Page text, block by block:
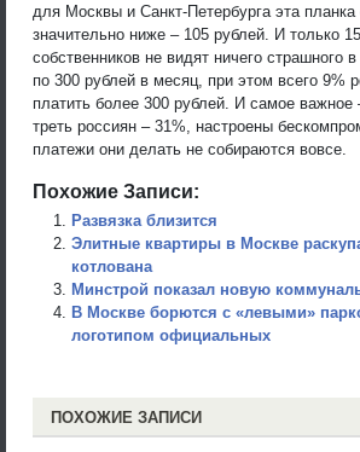
для Москвы и Санкт-Петербурга эта планка
значительно ниже – 105 рублей. И только
собственников не видят ничего страшного
по 300 рублей в месяц, при этом всего 9%
платить более 300 рублей. И самое важное
треть россиян – 31%, настроены
платежи они делать не собираются вовсе.
Похожие Записи:
Развязка близится
Элитные квартиры в Москве
котлована
Минстрой показал новую
В Москве борются с «левыми»
логотипом официальных
ПОХОЖИЕ ЗАПИСИ